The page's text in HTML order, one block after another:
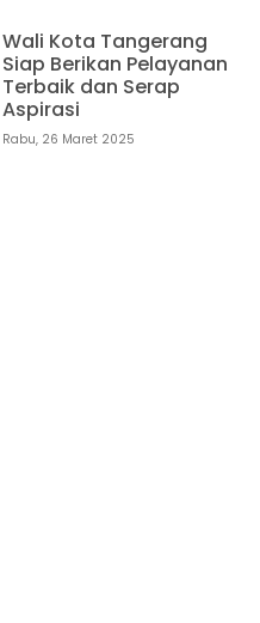
Wali Kota Tangerang
Siap Berikan Pelayanan
Terbaik dan Serap
Aspirasi
Rabu, 26 Maret 2025